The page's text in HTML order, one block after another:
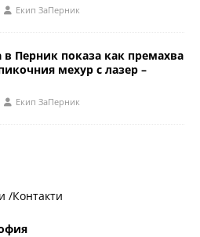
Eкип ЗаПерник
в Перник показа как премахва
мехур с лазер –
Eкип ЗаПерник
/Контакти